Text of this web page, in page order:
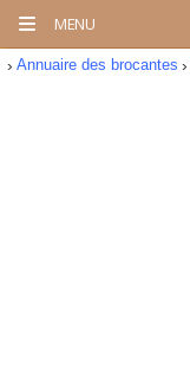
MENU
Annuaire des brocantes